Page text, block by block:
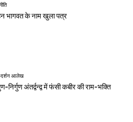
भागवत के नाम खुला पत्र
दर्शन आलेख
निर्गुण अंतर्द्वन्द्व में फंसी कबीर की राम-भक्ति